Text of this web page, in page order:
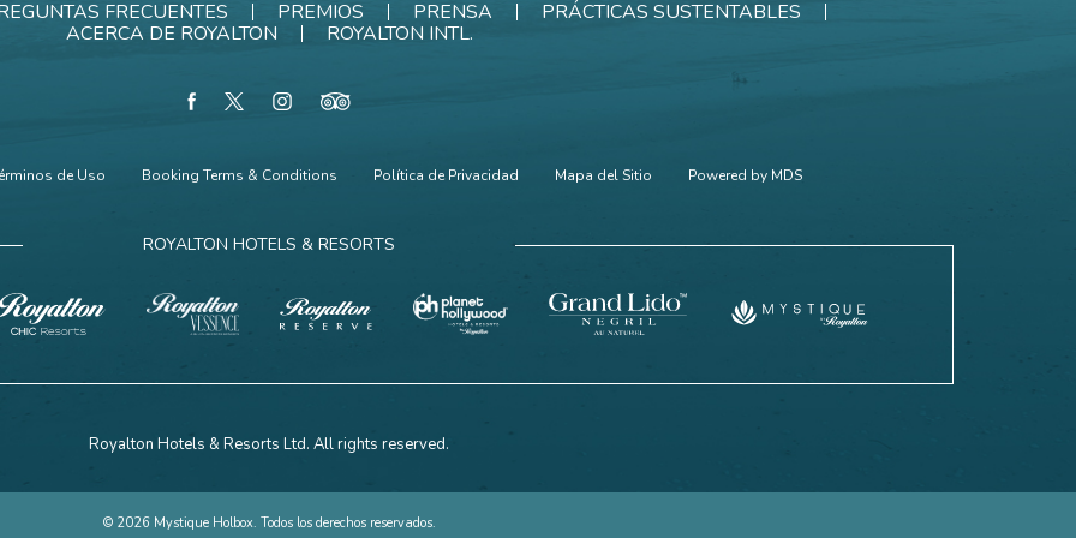
FRECUENTES PREMIOS PRENSA
PRÁCTICAS SUSTENTABLES
ACERCA DE ROYALTON
ROYALTON INTL.
de Uso Booking Terms & Conditions Política de Privacidad Mapa del Sitio Powered by MDS
ROYALTON HOTELS & RESORTS
Royalton Hotels & Resorts Ltd. All rights reserved.
© 2026 Mystique Holbox. Todos los derechos reservados.